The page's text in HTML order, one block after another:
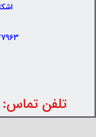
تلفن تماس: 31 13 39 74 - 021